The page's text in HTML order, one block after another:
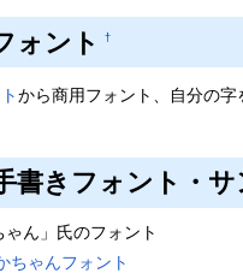
ォント †
から商用フォント、自分の
書きフォント・
ゃん」氏のフォント
ちゃんフォント